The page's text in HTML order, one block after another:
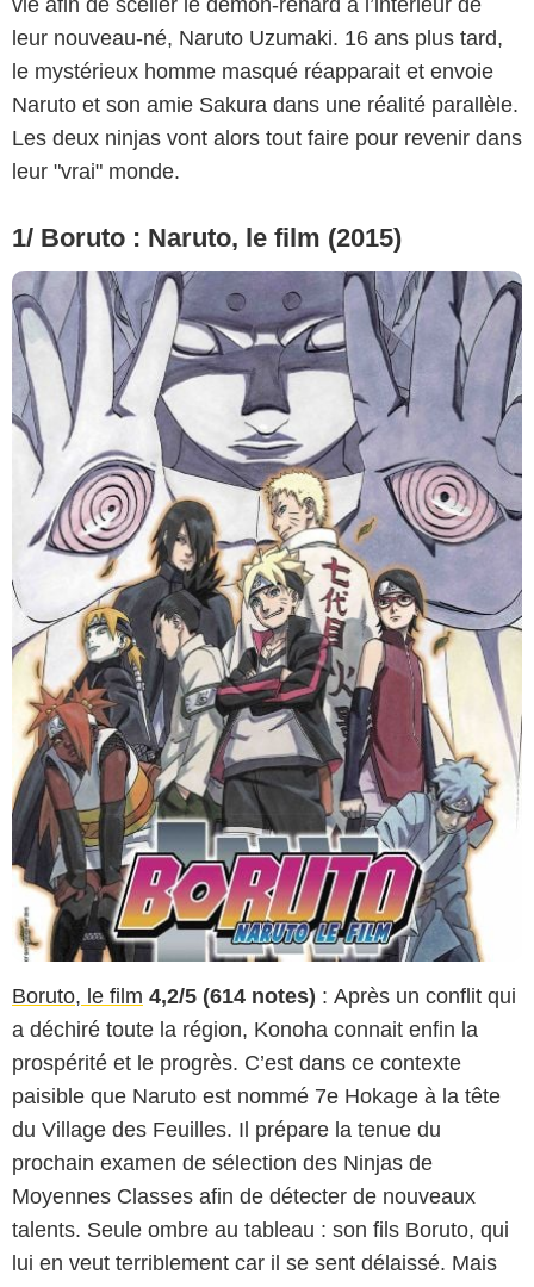
vie afin de sceller le démon-renard à l’intérieur de
leur nouveau-né, Naruto Uzumaki. 16 ans plus tard,
le mystérieux homme masqué réapparait et envoie
Naruto et son amie Sakura dans une réalité parallèle.
Les deux ninjas vont alors tout faire pour revenir dans
leur "vrai" monde.
1/ Boruto : Naruto, le film (2015)
Boruto, le film 4,2/5 (614 notes) : Après un conflit qui
a déchiré toute la région, Konoha connait enfin la
prospérité et le progrès. C’est dans ce contexte
paisible que Naruto est nommé 7e Hokage à la tête
du Village des Feuilles. Il prépare la tenue du
prochain examen de sélection des Ninjas de
Moyennes Classes afin de détecter de nouveaux
talents. Seule ombre au tableau : son fils Boruto, qui
lui en veut terriblement car il se sent délaissé. Mais